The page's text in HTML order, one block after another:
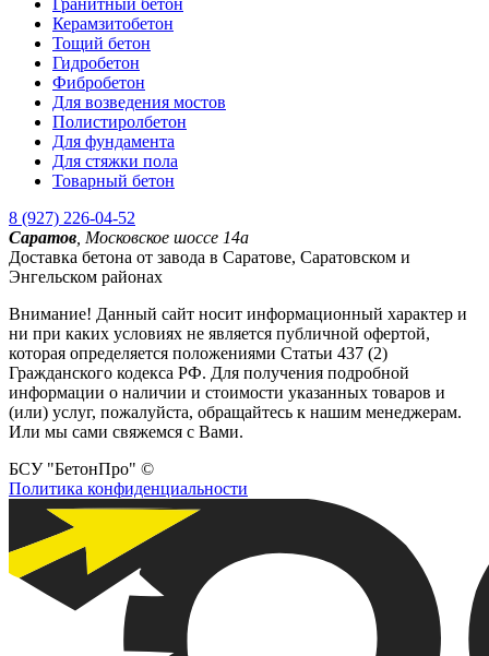
Гранитный бетон
Керамзитобетон
Тощий бетон
Гидробетон
Фибробетон
Для возведения мостов
Полистиролбетон
Для фундамента
Для стяжки пола
Товарный бетон
8 (927) 226-04-52
Саратов Московское шоссе 14а
Доставка бетона от завода в Саратове, Саратовском и
Энгельском районах
Внимание! Данный сайт носит информационный характер и
ни при каких условиях не является публичной офертой,
которая определяется положениями Статьи 437 (2)
Гражданского кодекса РФ. Для получения подробной
информации о наличии и стоимости указанных товаров и
(или) услуг, пожалуйста, обращайтесь к нашим менеджерам.
Или мы сами свяжемся с Вами.
БСУ "БетонПро" ©
Политика конфиденциальности